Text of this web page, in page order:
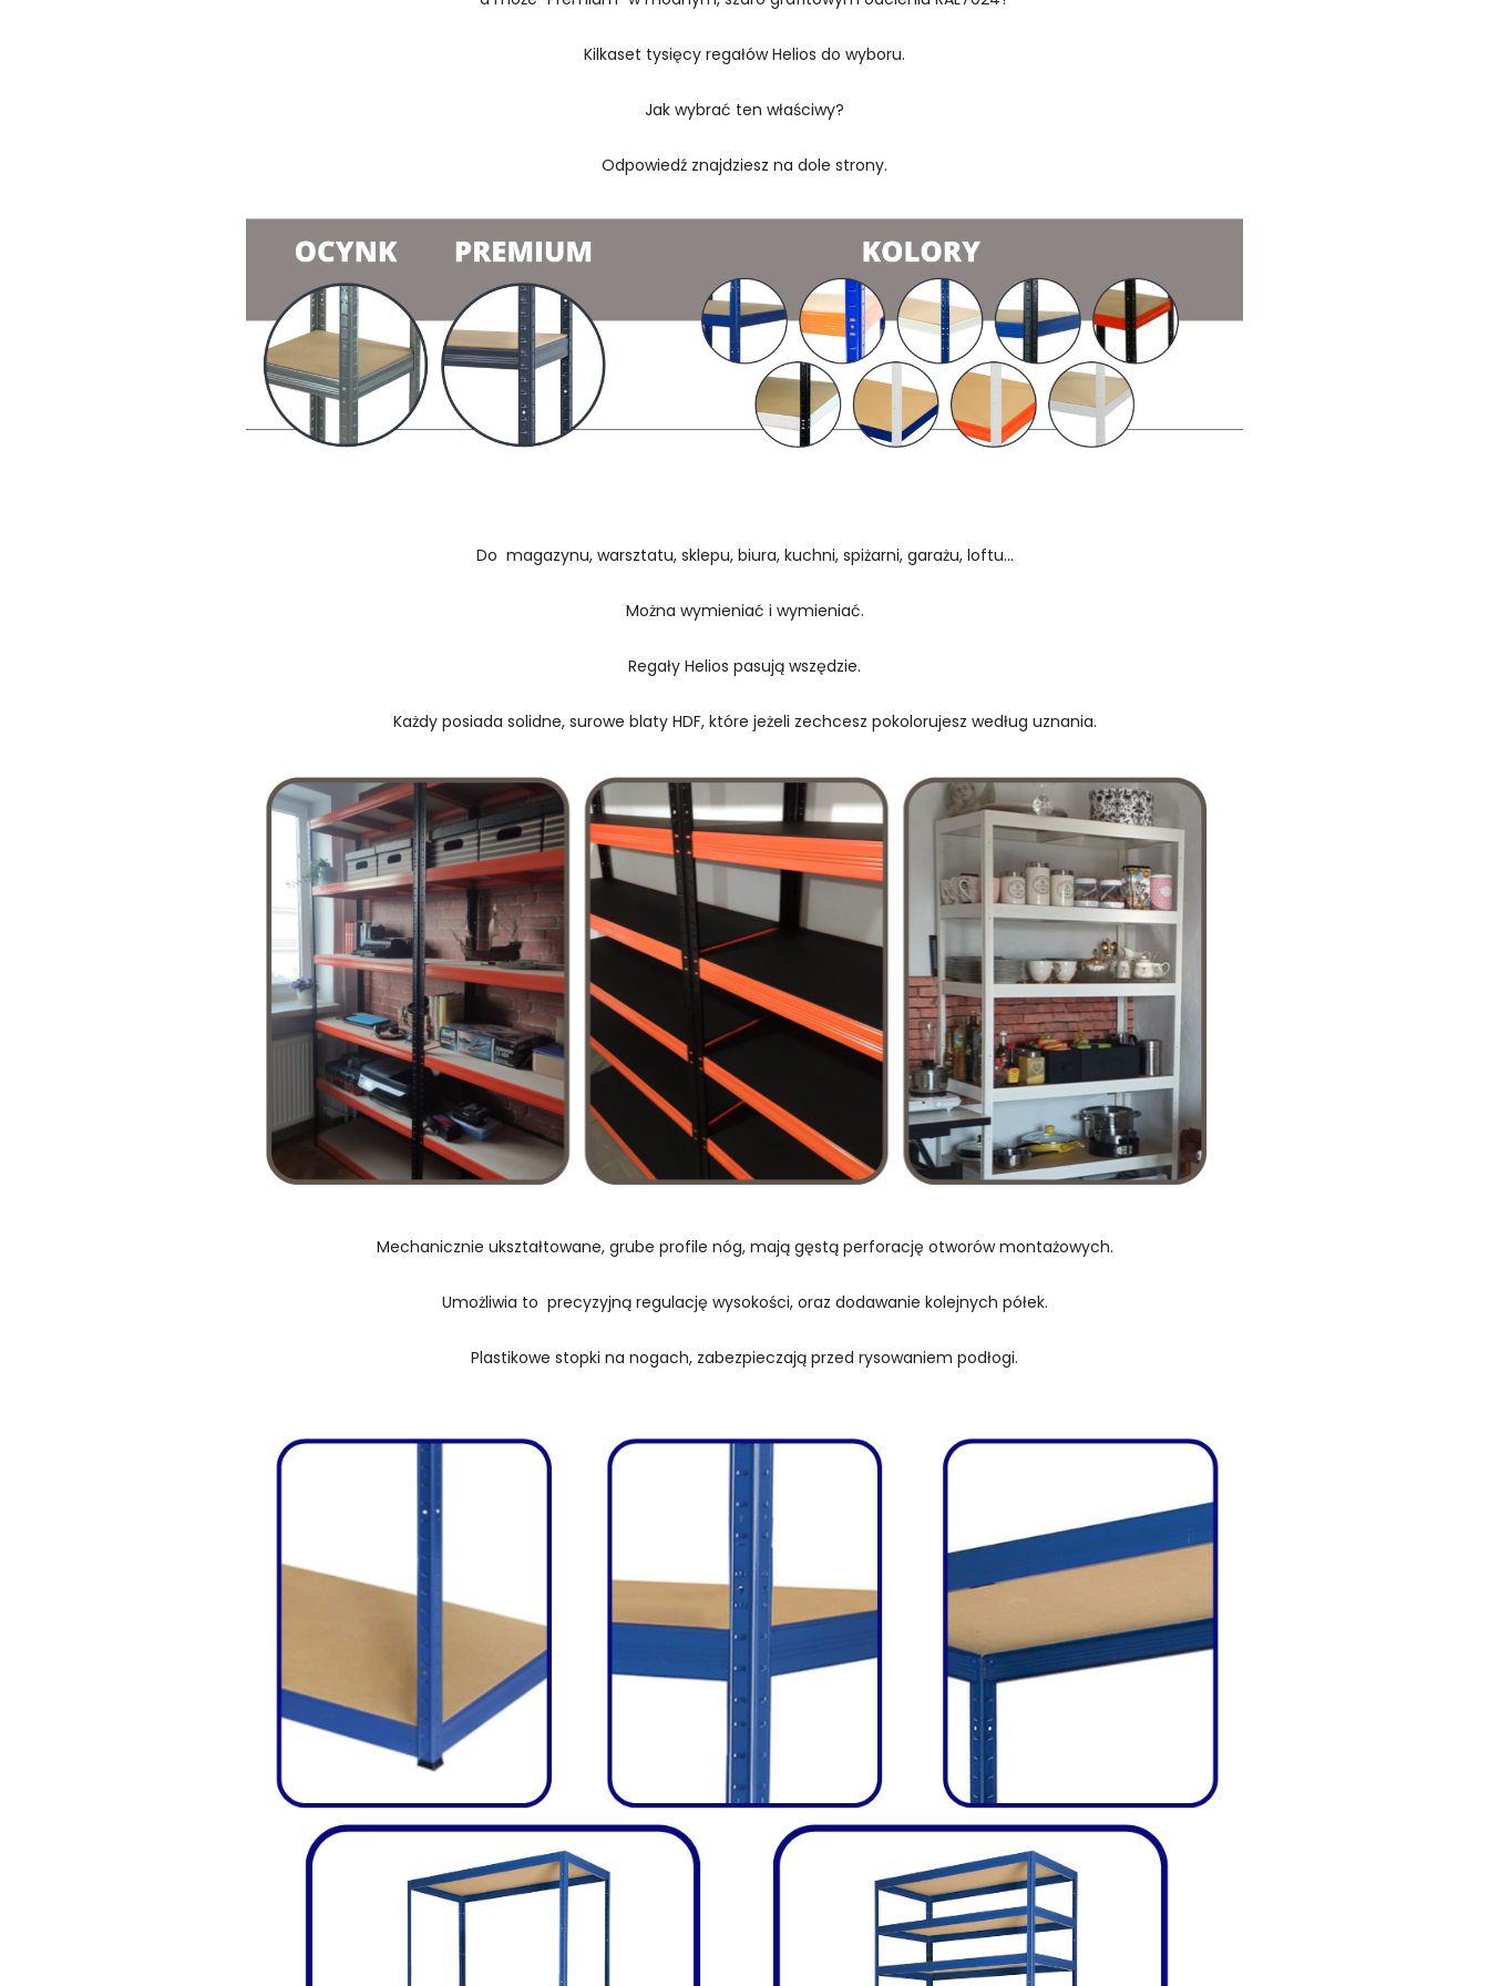
Kilkaset tysięcy regałów Helios do wyboru.
Jak wybrać ten właściwy?
Odpowiedź znajdziesz na dole strony.
Do magazynu, warsztatu, sklepu, biura, kuchni, spiżarni, garażu, loftu...
Można wymieniać i wymieniać.
Regały Helios pasują wszędzie.
Każdy posiada solidne, surowe blaty HDF, które jeżeli zechcesz pokolorujesz według uznania.
Mechanicznie ukształtowane, grube profile nóg, mają gęstą perforację otworów montażowych.
Umożliwia to precyzyjną regulację wysokości, oraz dodawanie kolejnych półek.
Plastikowe stopki na nogach, zabezpieczają przed rysowaniem podłogi.